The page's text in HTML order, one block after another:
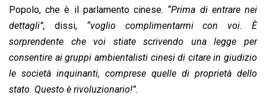
Popolo, che è il parlamento cinese. “Prima di entrare nei
dettagli”, dissi,“voglio complimentarmi con voi. È
sorprendente che voi stiate scrivendo una legge per
consentire ai gruppi ambientalisti cinesi di citare in giudizio
le società inquinanti, comprese quelle di proprietà dello
stato. Questo è rivoluzionario!”.